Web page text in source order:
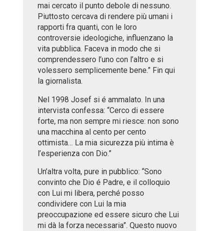
mai cercato il punto debole di nessuno.
Piuttosto cercava di rendere più umani i
rapporti fra quanti, con le loro
controversie ideologiche, influenzano la
vita pubblica. Faceva in modo che si
comprendessero l’uno con l’altro e si
volessero semplicemente bene.” Fin qui
la giornalista.
Nel 1998 Josef si é ammalato. In una
intervista confessa: “Cerco di essere
forte, ma non sempre mi riesce: non sono
una macchina al cento per cento
ottimista… La mia sicurezza più intima è
l’esperienza con Dio.”
Un’altra volta, pure in pubblico: “Sono
convinto che Dio é Padre, e il colloquio
con Lui mi libera, perché posso
condividere con Lui la mia
preoccupazione ed essere sicuro che Lui
mi dà la forza necessaria”. Questo nuovo